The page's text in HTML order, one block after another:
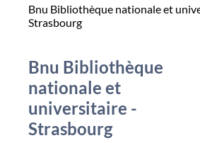
Bnu Bibliothèque nationale et
Strasbourg
Bnu Bibliothèque
nationale et
universitaire -
Strasbourg